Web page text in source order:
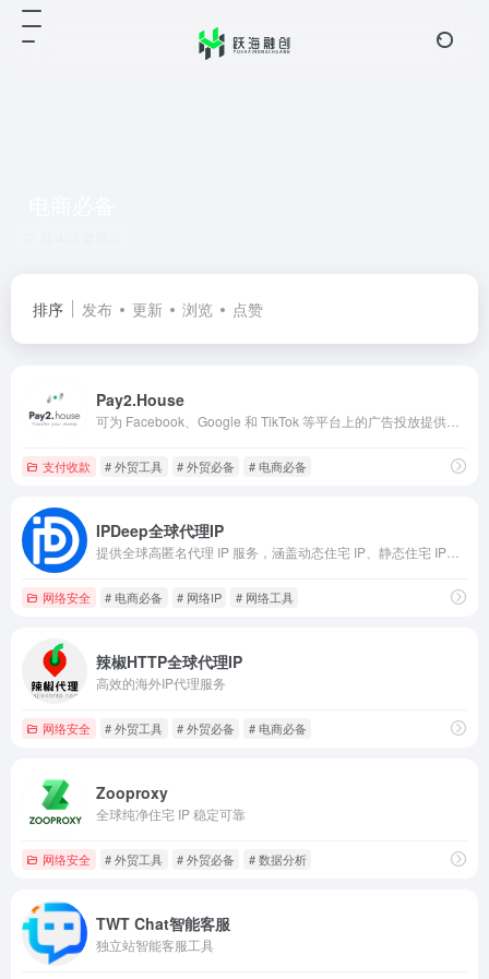
排序 发布 更新 浏览 点赞
Pay2.House
支付收款 # 外贸工具 # 外贸必备 # 电商必备
IPDeep全球代理IP
网络安全 # 电商必备 # 网络IP # 网络工具
辣椒HTTP全球代理IP
高效的海外IP代理服务
网络安全 # 外贸工具 # 外贸必备 # 电商必备
Zooproxy
全球纯净住宅 IP 稳定可靠
网络安全 # 外贸工具 # 外贸必备 # 数据分析
TWT Chat智能客服
独立站智能客服工具